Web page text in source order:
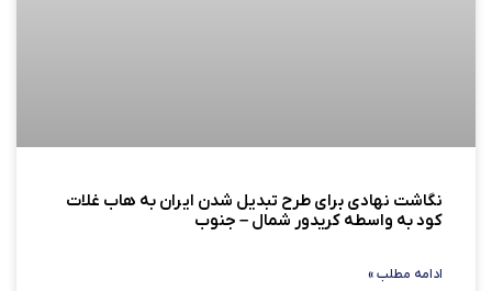
نگاشت نهادی برای طرح تبدیل شدن ایران به هاب غلات
کود به واسطه کریدور شمال – جنوب
ادامه مطلب »